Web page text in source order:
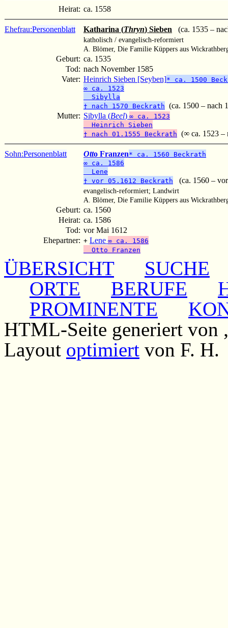
Heirat: ca. 1558
Ehefrau:Personenblatt Katharina (Thryn) Sieben (ca. 1535 –
katholisch / evangelisch-reformiert
A. Blömer, Die Familie Küppers aus
Geburt: ca. 1535
Tod: nach November 1585
Vater: Heinrich Sieben [Seyben]* ca. 1500
∞ ca. 1523
Sibylla
† nach 1570 Beckrath (ca. 1500 – nach
Mutter: Sibylla (Beel) ∞ ca. 1523
Heinrich Sieben
† nach 01.1555 Beckrath (∞ ca. 1523 –
Sohn:Personenblatt Otto Franzen* ca. 1560 Beckrath
∞ ca. 1586
Lene
† vor 05.1612 Beckrath
(ca. 1560 –
evangelisch-reformiert; Landwirt
A. Blömer, Die Familie Küppers aus
Geburt: ca. 1560
Heirat: ca. 1586
Tod: vor Mai 1612
Ehepartner: + Lene ∞ ca. 1586
Otto Franzen
ÜBERSICHT
SUCHE
ORTE
BERUFE
PROMINENTE
HTML-Seite generiert von
Layout optimiert von F. H.